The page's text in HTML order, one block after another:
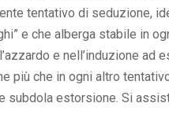
tentativo di seduzione,
e che alberga stabile in
e nell’induzione ad
più che in ogni altro
subdola estorsione. Si